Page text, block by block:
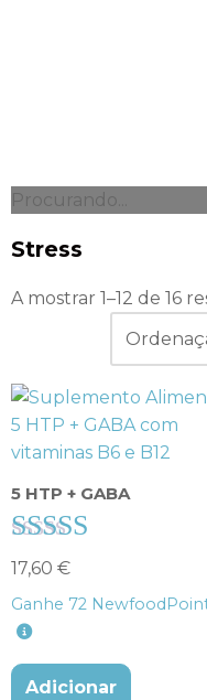
Procurando...
Stress
A mostrar 1–12 de 16
5 HTP + GABA
Avaliação
4.00
de 5
17,60 €
Ganhe 72
Adicionar